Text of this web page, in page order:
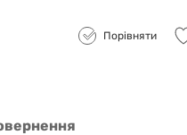
Порівняти